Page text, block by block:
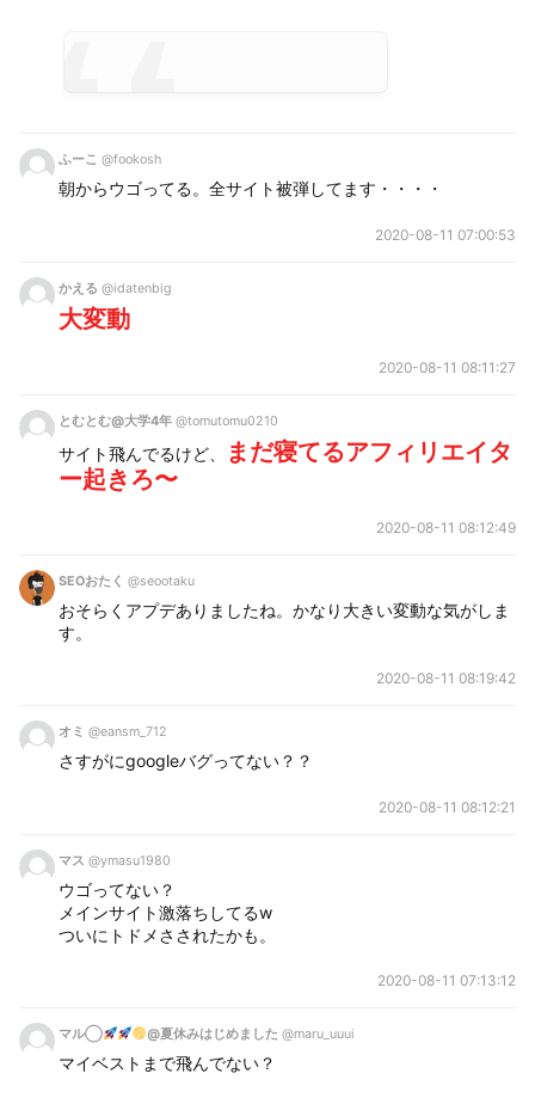
ふーこ @fookosh
朝からウゴってる。全サイト被弾してます・・・・
2020-08-11 07:00:53
かえる @idatenbig
大変動
2020-08-11 08:11:27
とむとむ@大学4年 @tomutomu0210
サイト飛んでるけど、
まだ寝てるアフィリエイタ
ー起きろ〜
2020-08-11 08:12:49
SEOおたく @seootaku
おそらくアプデありましたね。かなり大きい変動な気がしま
す。
2020-08-11 08:19:42
オミ @eansm_712
さすがにgoogleバグってない？？
2020-08-11 08:12:21
マス @ymasu1980
ウゴってない？
メインサイト激落ちしてるw
ついにトドメさされたかも。
2020-08-11 07:13:12
マル◯ @夏休みはじめました @maru_uuui
マイベストまで飛んでない？